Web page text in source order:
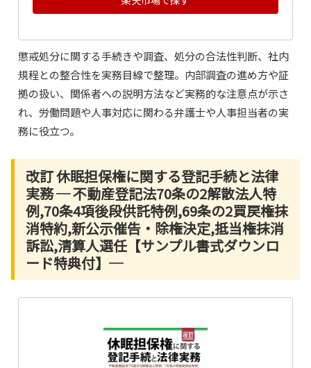
懲戒処分に関する手続きや調査、処分の合法性判断、社内
規程との整合性を実務目線で整理。内部調査の進め方や証
拠の扱い、関係者への説明方法など実務的な注意点が示さ
れ、労働問題や人事対応に関わる弁護士や人事担当者の実
務に役立つ。
改訂 休眠担保権に関する登記手続と法律
実務 ─ 不動産登記法70条の2解散法人特
例,70条4項後段供託特例,69条の2買戻権抹
消特約,新公示催告・除権決定,抵当権抹消
訴訟,清算人選任【サンプル書式ダウンロ
ード特典付】─